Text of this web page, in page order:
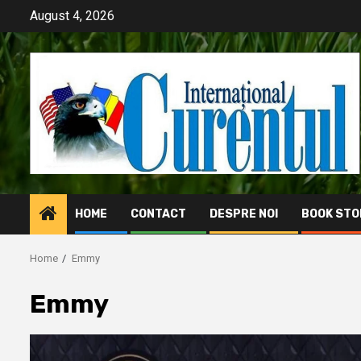
content
August 4, 2026
HOME CONTACT DESPRE NOI BOOK
Home Emmy
Emmy